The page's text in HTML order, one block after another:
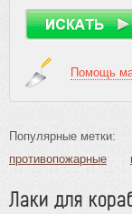
Красители для
Средства по
Герметики
Подготовка и
Масла и краски
Инструмент и
Помощь
Популярные метки:
противопожарные
износостойкие и
Лаки для